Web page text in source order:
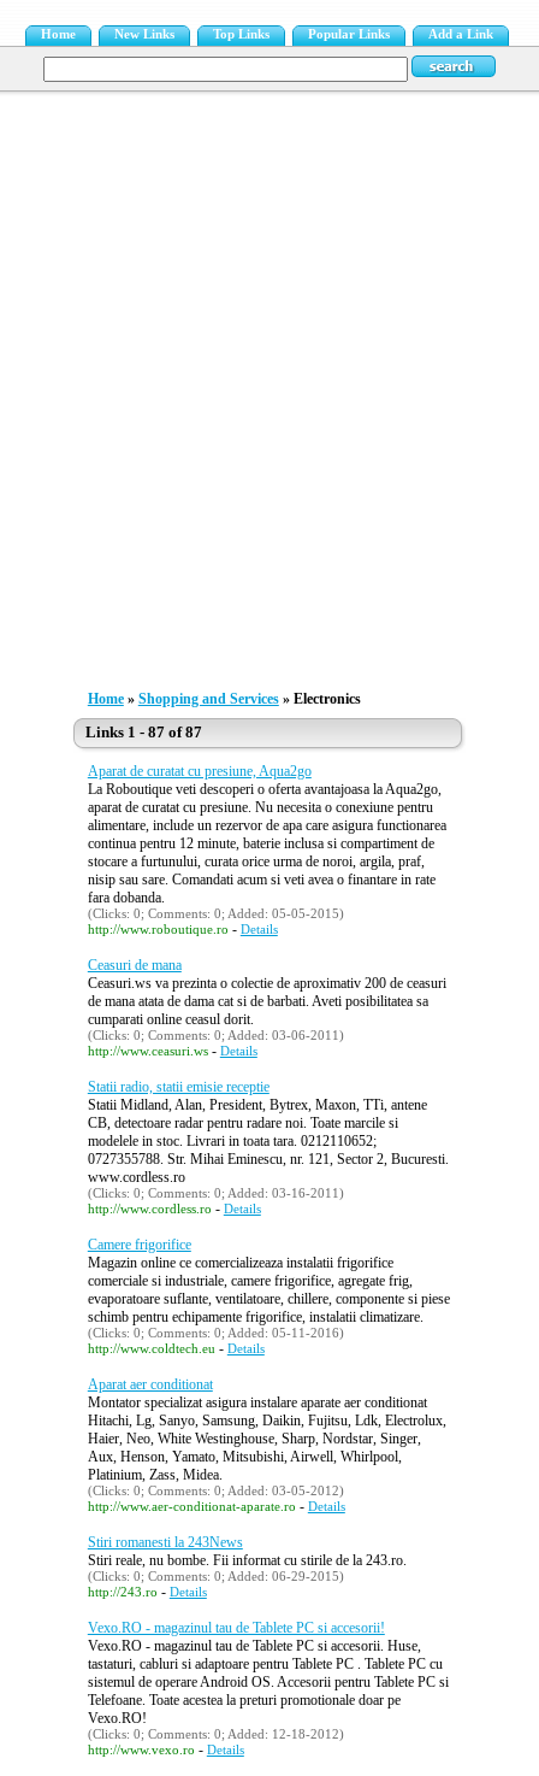
Home New Links Top Links Popular Links Add a Link
Home» Shopping and Services» Electronics
Links 1 - 87 of 87
Aparat de curatat cu presiune, Aqua2go
La Roboutique veti descoperi o oferta avantajoasa la Aqua2go,
aparat de curatat cu presiune. Nu necesita o conexiune pentru
alimentare, include un rezervor de apa care asigura functionarea
continua pentru 12 minute, baterie inclusa si compartiment de
stocare a furtunului, curata orice urma de noroi, argila, praf,
nisip sau sare. Comandati acum si veti avea o finantare in rate
fara dobanda.
(Clicks: 0; Comments: 0; Added: 05-05-2015)
http://www.roboutique.ro - Details
Ceasuri de mana
Ceasuri.ws va prezinta o colectie de aproximativ 200 de ceasuri
de mana atata de dama cat si de barbati. Aveti posibilitatea sa
cumparati online ceasul dorit.
(Clicks: 0; Comments: 0; Added: 03-06-2011)
http://www.ceasuri.ws- Details
Statii radio, statii emisie receptie
Statii Midland, Alan, President, Bytrex, Maxon, TTi, antene
CB, detectoare radar pentru radare noi. Toate marcile si
modelele in stoc. Livrari in toata tara. 0212110652;
0727355788. Str. Mihai Eminescu, nr. 121, Sector 2, Bucuresti.
www.cordless.ro
(Clicks: 0; Comments: 0; Added: 03-16-2011)
http://www.cordless.ro - Details
Camere frigorifice
Magazin online ce comercializeaza instalatii frigorifice
comerciale si industriale, camere frigorifice, agregate frig,
evaporatoare suflante, ventilatoare, chillere, componente si piese
schimb pentru echipamente frigorifice, instalatii climatizare.
(Clicks: 0; Comments: 0; Added: 05-11-2016)
http://www.coldtech.eu- Details
Aparat aer conditionat
Montator specializat asigura instalare aparate aer conditionat
Hitachi, Lg, Sanyo, Samsung, Daikin, Fujitsu, Ldk, Electrolux,
Haier, Neo, White Westinghouse, Sharp, Nordstar, Singer,
Aux, Henson, Yamato, Mitsubishi, Airwell, Whirlpool,
Platinium, Zass, Midea.
(Clicks: 0; Comments: 0; Added: 03-05-2012)
http://www.aer-conditionat-aparate.ro - Details
Stiri romanesti la 243News
Stiri reale, nu bombe. Fii informat cu stirile de la 243.ro.
(Clicks: 0; Comments: 0; Added: 06-29-2015)
http://243.ro - Details
Vexo.RO - magazinul tau de Tablete PC si accesorii!
Vexo.RO - magazinul tau de Tablete PC si accesorii. Huse,
tastaturi, cabluri si adaptoare pentru Tablete PC . Tablete PC cu
sistemul de operare Android OS. Accesorii pentru Tablete PC si
Telefoane. Toate acestea la preturi promotionale doar pe
Vexo.RO!
(Clicks: 0; Comments: 0; Added: 12-18-2012)
http://www.vexo.ro - Details